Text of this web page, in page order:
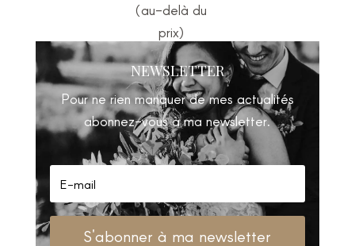
(au-delà du
prix)
NEWSLETTER
Pour ne rien manquer de mes actualités
abonnez-vous à ma newsletter.
S'abonner à ma newsletter